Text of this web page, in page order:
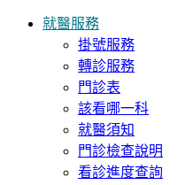
就醫服務
掛號服務
轉診服務
門診表
該看哪一科
就醫須知
門診檢查說明
看診進度查詢